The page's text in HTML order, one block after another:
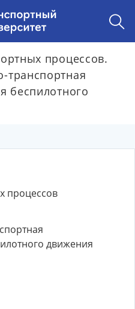
процессов.
беспилотного
процессов
движения